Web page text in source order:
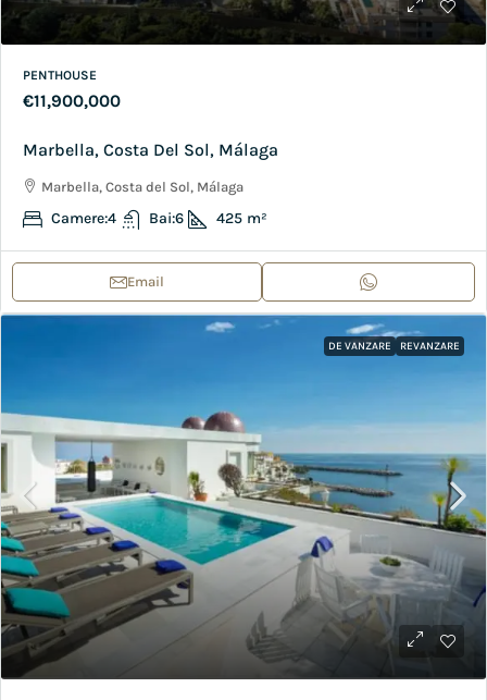
PENTHOUSE
€11,900,000
Marbella, Costa Del Sol, Málaga
Marbella, Costa del Sol, Málaga
Camere:4 Bai:6 425 m²
Email
DE VANZARE REVANZARE